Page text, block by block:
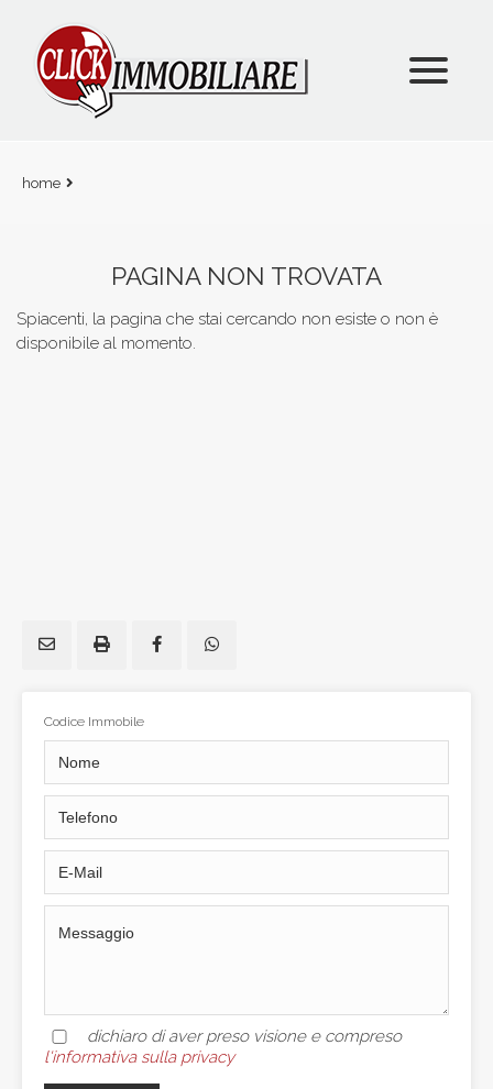
Immobili
Immobili In Vendita
Chi Siamo
home
PAGINA NON TROVATA
Spiacenti, la pagina che stai cercando non esiste o non è
disponibile al momento.
Codice Immobile
dichiaro di aver preso visione e compreso
l'informativa sulla privacy